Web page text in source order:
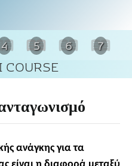
4 5 6
7
COURSE
ανάγκης για τα